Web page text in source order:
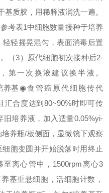
质胶，用稀释液润洗一遍。
考表1中细胞数量接种于培养
轻摇晃混匀，表面消毒后置
（3）原代细胞初次接种后2-
第一次换液建议换半液。
◉食管癌原代细胞传代
汇合度达到80~90%时即可传
培养液，加入适量0.05%yi-
养瓶/板侧面，显微镜下观察
胞变圆并开始脱落时用终止
离心管中，1500rpm离心3
基重悬细胞，活细胞计数，